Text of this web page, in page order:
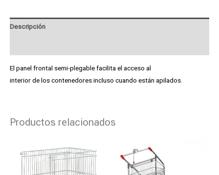
Descripción
El panel frontal semi-plegable facilita el acceso al
interior de los contenedores incluso cuando están apilados.
Productos relacionados